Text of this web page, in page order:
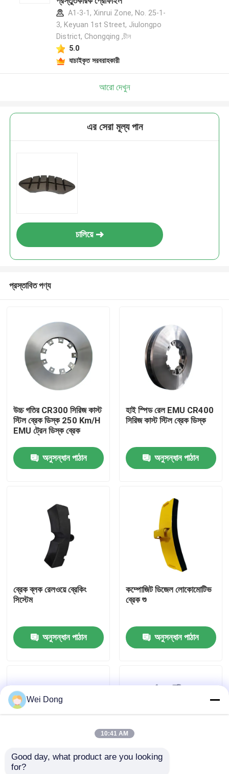
আমাদের সম্বন্ধে
গুণমান নিয়ন্ত্রণ
আমাদের সাথে যোগাযোগ
মামলা
একটি উদ্ধৃতি অনুরোধ করুন
A1-3-1, Xinrui Zone, No. 25-1-
3, Keyuan 1st Street, Jiulongpo
District, Chongqing ,চীন
5.0
যাচাইকৃত সরবরাহকারী
আরো দেখুন
এর সেরা মূল্য পান
চালিয়ে
প্রস্তাবিত পণ্য
উচ্চ গতির CR300 সিরিজ কাস্ট
স্টিল ব্রেক ডিস্ক 250 Km/H
EMU ট্রেন ডিস্ক ব্রেক
অনুসন্ধান পাঠান
হাই স্পিড রেল EMU CR400
সিরিজ কাস্ট স্টিল ব্রেক ডিস্ক
অনুসন্ধান পাঠান
ব্রেক ব্লক রেলওয়ে ব্রেকিং
সিস্টেম
অনুসন্ধান পাঠান
কম্পোজিট ডিজেল লোকোমোটিভ
ব্রেক শু
অনুসন্ধান পাঠান
ইউআইসি ব্রেক সিস্টেমের খুচরা
Wei Dong
10:41 AM
Good day, what product are you looking
for?